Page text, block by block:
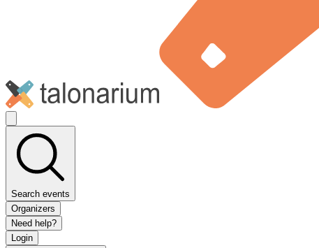
Search events
Organizers
Need help?
Login